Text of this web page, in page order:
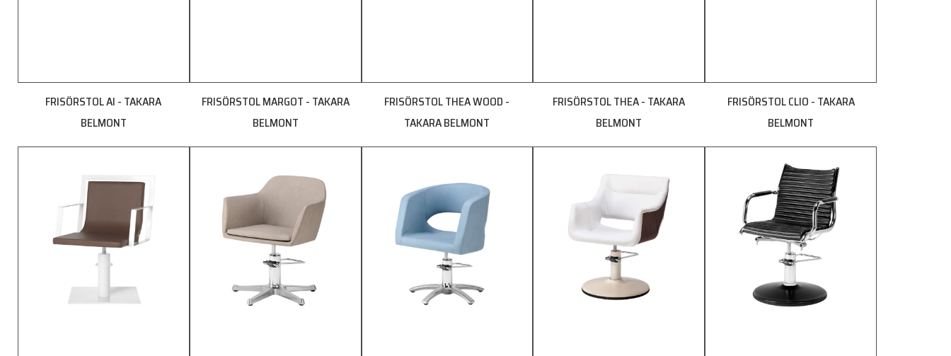
FRISÖRSTOL AI - TAKARA
BELMONT
FRISÖRSTOL MARGOT - TAKARA
BELMONT
FRISÖRSTOL THEA WOOD -
TAKARA BELMONT
FRISÖRSTOL THEA - TAKARA
BELMONT
FRISÖRSTOL CLIO - TAKARA
BELMONT